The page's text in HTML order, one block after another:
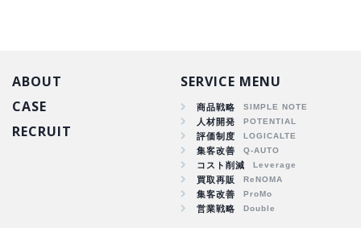
ABOUT
CASE
商品戦略
RECRUIT
SERVICE MENU
商品戦略
人材開発
評価制度
集客改善
コスト削減
買取再販
集客改善
営業戦略